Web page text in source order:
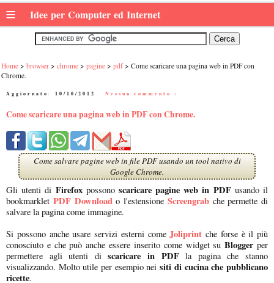
≡ Idee per Computer ed Internet
Home browser chrome pagine pdf
Come scaricare una pagina web in PDF con
Chrome.
Aggiornato: 10/10/2012 Nessun commento :
Come scaricare una pagina web in PDF con Chrome.
Come salvare pagine web in file PDF usando un tool nativo di
Google Chrome.
Gli utenti di Firefoxpossono scaricare pagine web in PDFusando il
bookmarklet PDF Downloado l'estensione Screengrabche permette di
salvare la pagina come immagine.
Si possono anche usare servizi esterni comeJoliprint che forse è il più
conosciuto e che può anche essere inserito come widget suBloggerper
permettere agli utenti discaricare in PDFla pagina che stanno
visualizzando. Molto utile per esempio neisiti di cucina che pubblicano
ricette.